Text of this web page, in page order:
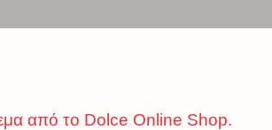
από το Dolce Online Shop.